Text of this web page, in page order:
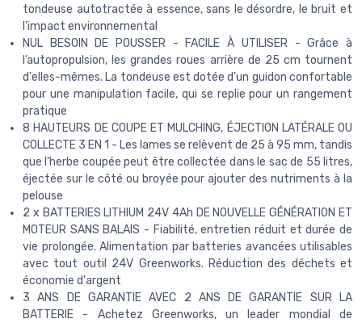
tondeuse autotractée à essence, sans le désordre, le bruit et
l'impact environnemental
NUL BESOIN DE POUSSER - FACILE À UTILISER - Grâce à
l’autopropulsion, les grandes roues arrière de 25 cm tournent
d'elles-mêmes. La tondeuse est dotée d'un guidon confortable
pour une manipulation facile, qui se replie pour un rangement
pratique
8 HAUTEURS DE COUPE ET MULCHING, ÉJECTION LATÉRALE OU
COLLECTE 3 EN 1 - Les lames se relèvent de 25 à 95 mm, tandis
que l'herbe coupée peut être collectée dans le sac de 55 litres,
éjectée sur le côté ou broyée pour ajouter des nutriments à la
pelouse
2 x BATTERIES LITHIUM 24V 4Ah DE NOUVELLE GÉNÉRATION ET
MOTEUR SANS BALAIS - Fiabilité, entretien réduit et durée de
vie prolongée. Alimentation par batteries avancées utilisables
avec tout outil 24V Greenworks. Réduction des déchets et
économie d'argent
3 ANS DE GARANTIE AVEC 2 ANS DE GARANTIE SUR LA
BATTERIE - Achetez Greenworks, un leader mondial de